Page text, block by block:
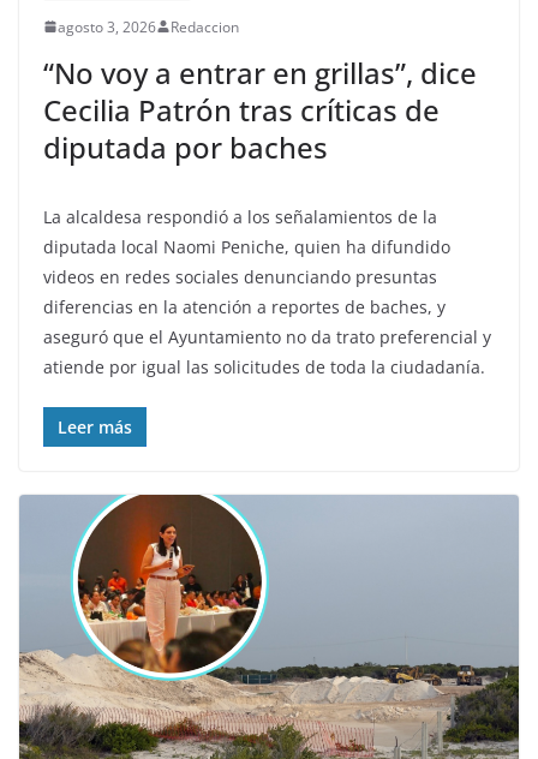
agosto 3, 2026 Redaccion
“No voy a entrar en grillas”, dice
Cecilia Patrón tras críticas de
diputada por baches
La alcaldesa respondió a los señalamientos de la
diputada local Naomi Peniche, quien ha difundido
videos en redes sociales denunciando presuntas
diferencias en la atención a reportes de baches, y
aseguró que el Ayuntamiento no da trato preferencial y
atiende por igual las solicitudes de toda la ciudadanía.
Leer más